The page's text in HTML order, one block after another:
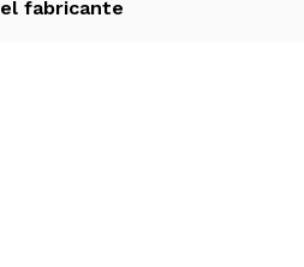
fabricante